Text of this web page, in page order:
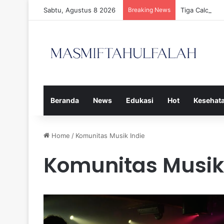
Sabtu, Agustus 8 2026 Breaking News Tiga Calon
Beranda News Edukasi Hot
Home / Komunitas Musik Indie
Komunitas